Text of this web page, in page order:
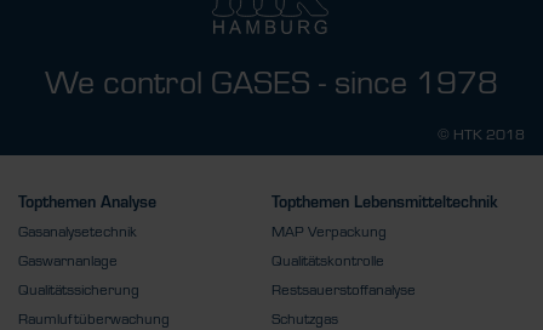
We control GASES - since 1978
© HTK 2018
Topthemen Analyse
Gasanalysetechnik
Gaswarnanlage
Qualitätssicherung
Raumluftüberwachung
Topthemen Lebensmitteltechnik
MAP Verpackung
Qualitätskontrolle
Restsauerstoffanalyse
Schutzgas